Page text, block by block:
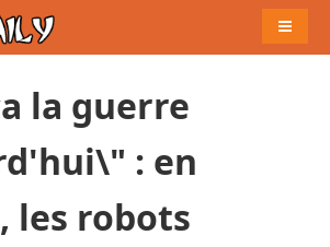
la guerre
: en
les robots